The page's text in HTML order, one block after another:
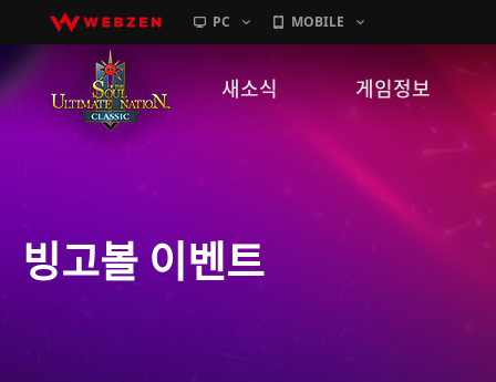
PC MOBILE
새소식
GM노트
게임정보
캐릭터소개
빙고볼 이벤트